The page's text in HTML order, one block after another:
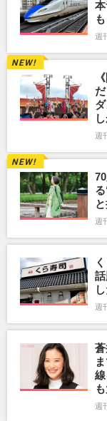
週
週
週
週
週